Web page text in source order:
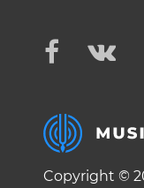
Copyright ©